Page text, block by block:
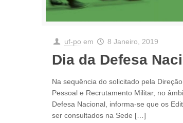
uf-po em 8 Janeiro, 2019
Dia da Defesa
Na sequência do solicitado pela
Pessoal e Recrutamento Militar, no
Defesa Nacional, informa-se que os
ser consultados na Sede […]